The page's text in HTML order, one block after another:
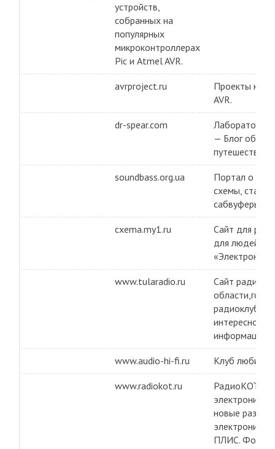
устройств,
собранных на
популярных
микроконтроллерах
Pic и Atmel AVR.
avrproject.ru
Проекты на
AVR.
dr-spear.com
Лаборатория
— Блог об
soundbass.org.ua
Портал о
схемы,
сабвуферы.
cxema.my1.ru
Сайт для
для людейу
www.tularadio.ru
Сайт
радиоклуба
интересной и
информации.
www.audio-hi-fi.ru Клуб
www.radiokot.ru
РадиоКОТ —
электронике.
новые
электронике,
ПЛИС. Форум.